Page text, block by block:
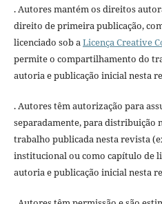
. Autores mantém os direitos
direito de primeira publicação,
licenciado sob aLicença Creative
permite o compartilhamento do
autoria e publicação inicial nesta
. Autores têm autorização para
separadamente, para distribuição
trabalho publicada nesta revista
institucional ou como capítulo de
autoria e publicação inicial nesta